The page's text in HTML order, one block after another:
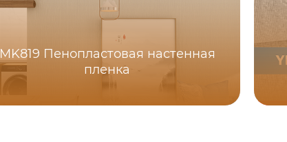
MK819 Пенопластовая настенная
пленка